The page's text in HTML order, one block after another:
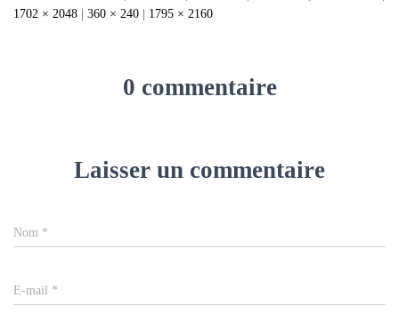
1702 × 2048
360 × 240 1795 × 2160
0 commentaire
Laisser un commentaire
Nom *
E-mail *